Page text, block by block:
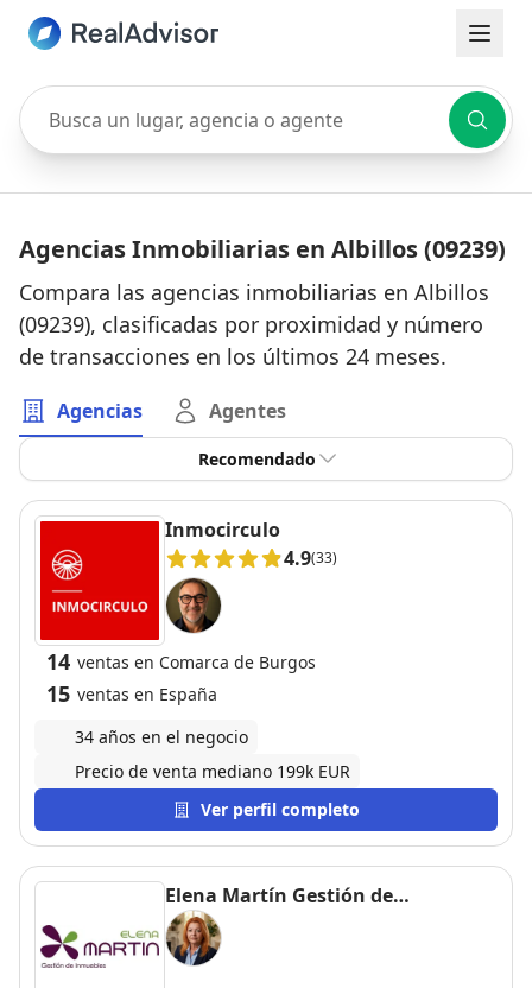
Busca un lugar, agencia o agente
Agencias Inmobiliarias en Albillos (09239)
Compara las agencias inmobiliarias en Albillos
(09239), clasificadas por proximidad y número
de transacciones en los últimos 24 meses.
Agencias Agentes
Recomendado
Inmocirculo
4.9(33)
14 ventas en Comarca de Burgos
15 ventas en España
34 años en el negocio
Precio de venta mediano 199k EUR
Ver perfil completo
Elena Martín Gestión de
Inmuebles